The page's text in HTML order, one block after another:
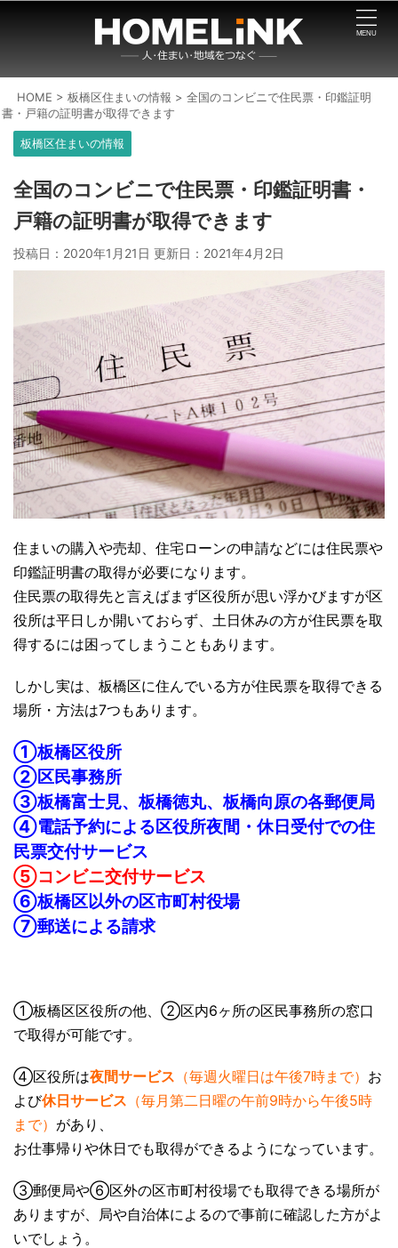
HOME >板橋区住まいの情報 >全国のコンビニで住民票・印鑑証明
書・戸籍の証明書が取得できます
板橋区住まいの情報
全国のコンビニで住民票・印鑑証明書・
戸籍の証明書が取得できます
投稿日：2020年1月21日 更新日： 2021年4月2日
住まいの購入や売却、住宅ローンの申請などには住民票や
印鑑証明書の取得が必要になります。
住民票の取得先と言えばまず区役所が思い浮かびますが区
役所は平日しか開いておらず、土日休みの方が住民票を取
得するには困ってしまうこともあります。
しかし実は、板橋区に住んでいる方が住民票を取得できる
場所・方法は7つもあります。
①板橋区役所
②区民事務所
③板橋富士見、板橋徳丸、板橋向原の各郵便局
④電話予約による区役所夜間・休日受付での住
民票交付サービス
⑤コンビニ交付サービス
⑥板橋区以外の区市町村役場
⑦郵送による請求
①板橋区区役所の他、②区内6ヶ所の区民事務所の窓口
で取得が可能です。
④区役所は夜間サービス （毎週火曜日は午後7時まで） お
よび休日サービス （毎月第二日曜の午前9時から午後5時
まで） があり、
お仕事帰りや休日でも取得ができるようになっています。
③郵便局や⑥区外の区市町村役場でも取得できる場所が
ありますが、局や自治体によるので事前に確認した方がよ
いでしょう。